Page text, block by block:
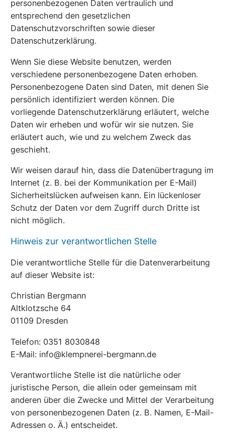
personenbezogenen Daten vertraulich und
entsprechend den gesetzlichen
Datenschutzvorschriften sowie dieser
Datenschutzerklärung.
Wenn Sie diese Website benutzen, werden
verschiedene personenbezogene Daten erhoben.
Personenbezogene Daten sind Daten, mit denen Sie
persönlich identifiziert werden können. Die
vorliegende Datenschutzerklärung erläutert, welche
Daten wir erheben und wofür wir sie nutzen. Sie
erläutert auch, wie und zu welchem Zweck das
geschieht.
Wir weisen darauf hin, dass die Datenübertragung im
Internet (z. B. bei der Kommunikation per E-Mail)
Sicherheitslücken aufweisen kann. Ein lückenloser
Schutz der Daten vor dem Zugriff durch Dritte ist
nicht möglich.
Hinweis zur verantwortlichen Stelle
Die verantwortliche Stelle für die Datenverarbeitung
auf dieser Website ist:
Christian Bergmann
Altklotzsche 64
01109 Dresden
Telefon: 0351 8030848
E-Mail: info@klempnerei-bergmann.de
Verantwortliche Stelle ist die natürliche oder
juristische Person, die allein oder gemeinsam mit
anderen über die Zwecke und Mittel der Verarbeitung
von personenbezogenen Daten (z. B. Namen, E-Mail-
Adressen o. Ä.) entscheidet.